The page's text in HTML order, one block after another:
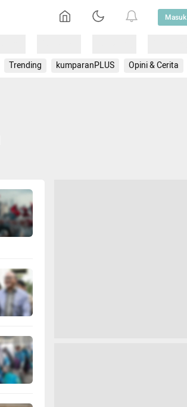
Masuk
Trending kumparanPLUS Opini & Cerita